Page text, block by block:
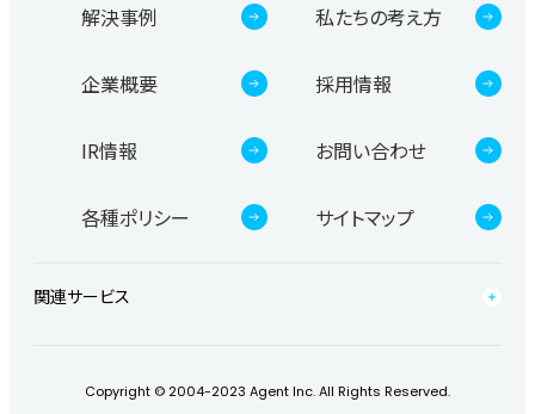
解決事例 私たちの考え方
企業概要 採用情報
IR情報 お問い合わせ
各種ポリシー サイトマップ
関連サービス
Copyright © 2004-2023 Agent Inc. All Rights Reserved.